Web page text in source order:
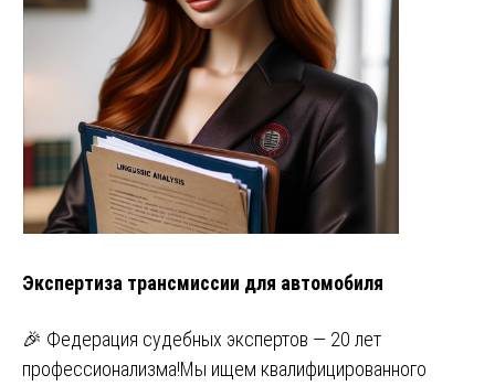
Экспертиза трансмиссии для автомобиля
🎉 Федерация судебных экспертов — 20 лет
профессионализма!Мы ищем квалифицированного